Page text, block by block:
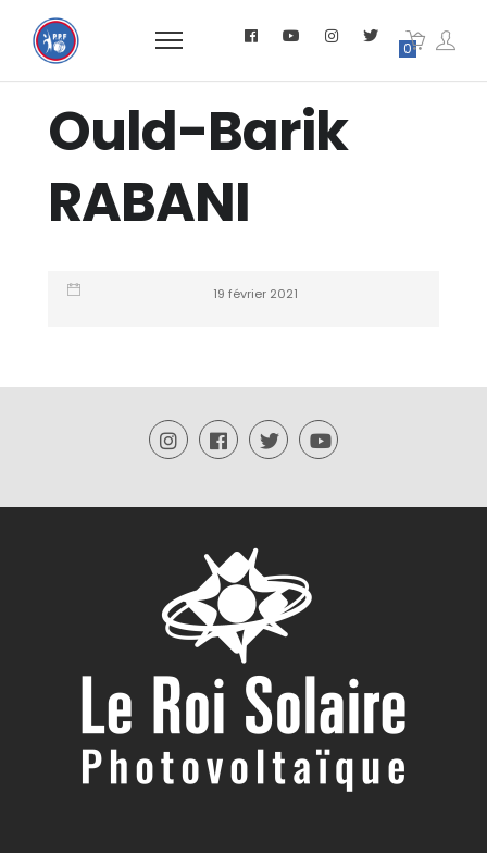
0
Ould-Barik
RABANI
19 février 2021